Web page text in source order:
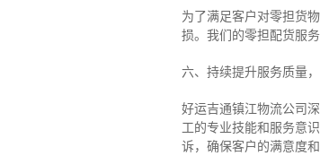
为了满足客户对零担货
损。我们的零担配货服
六、持续提升服务质量
好运吉通镇江物流公司
工的专业技能和服务意
诉，确保客户的满意度